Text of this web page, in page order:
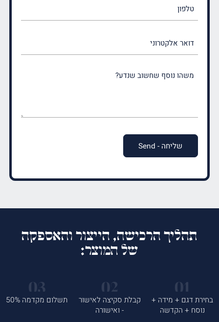
תהליך הרכישה, הייצור והאספקה
של המוצר:
בחירת דגם + מידה +
נוסח + הקדשה
קבלת סקיצה לאישור
- ואישורה
תשלום מקדמה 50%